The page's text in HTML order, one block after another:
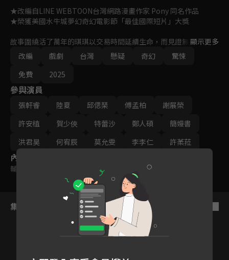
★改編自LINE WEBTOON台灣網路漫畫作家 Pony 同名作品
★榮獲美國水牛城夢幻奇幻電影節「最佳國際短片」大獎
故事圍繞活了萬年的琪琪以交易時間延續生命，而見證無數人為慾
望付出各種代價：
女雕刻師用禁術複製前男友並囚禁；太空人出任務遇難，與外星生
交易他的未來，最終困在無限循環的「今天」。
瞬間。全劇融合奇幻、驚悚、科幻與溫馨，探索人性，呈現漫畫立
顯示更多
改編
戲劇 台灣 懸疑 奇幻
驚悚
免費
2025
參與演員
張軒睿 陸夏 邱偲琹 傅孟柏
謝展榮
許安植
賀少俠 特蕾沙 鄭人碩
簡嫚書
洪君昊
何宥辰 莫允雯 李李仁 許葇菈
內容標籤
輔導十五歲級
集數列表